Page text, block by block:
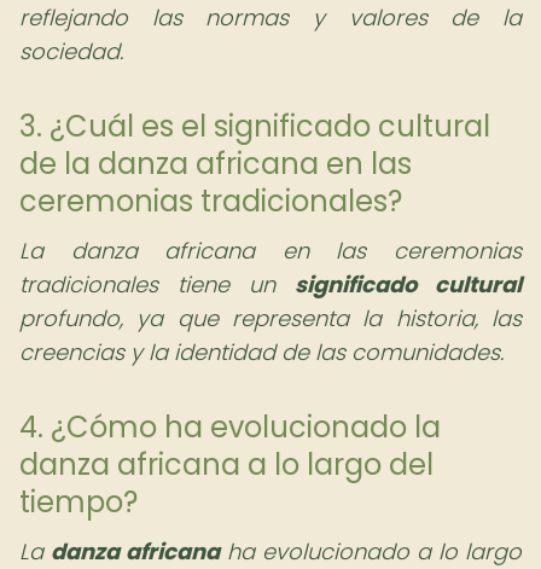
reflejando las normas y valores de la
sociedad.
3. ¿Cuál es el significado cultural
de la danza africana en las
ceremonias tradicionales?
La danza africana en las ceremonias
tradicionales tiene un significado cultural
profundo, ya que representa la historia, las
creencias y la identidad de las comunidades.
4. ¿Cómo ha evolucionado la
danza africana a lo largo del
tiempo?
La danza africanaha evolucionado a lo largo